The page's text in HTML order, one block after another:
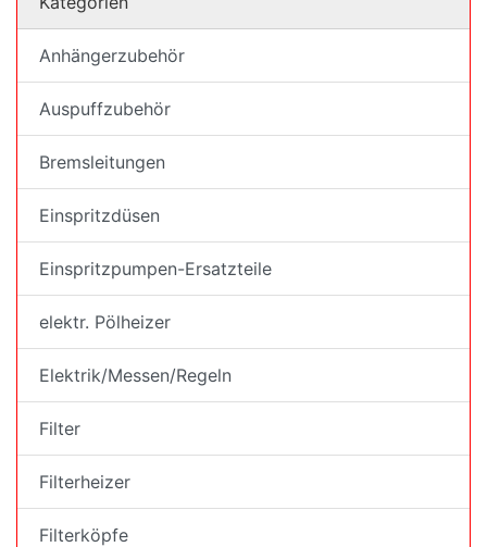
Anhängerzubehör
Auspuffzubehör
Bremsleitungen
Einspritzdüsen
Einspritzpumpen-Ersatzteile
elektr. Pölheizer
Elektrik/Messen/Regeln
Filter
Filterheizer
Filterköpfe